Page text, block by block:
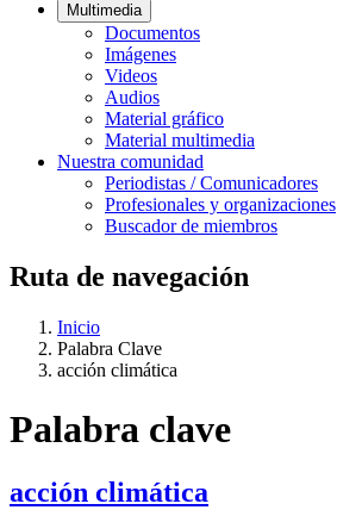
Multimedia
Documentos
Imágenes
Videos
Audios
Material gráfico
Material multimedia
Nuestra comunidad
Periodistas / Comunicadores
Profesionales y organizaciones
Buscador de miembros
Ruta de navegación
Inicio
Palabra Clave
acción climática
Palabra clave
acción climática